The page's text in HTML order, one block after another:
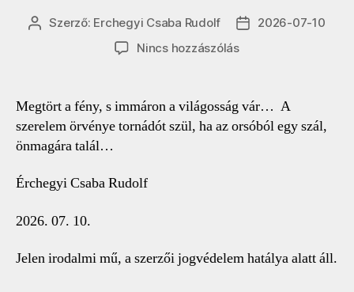
Bejegyzés
Szerző: Erchegyi Csaba Rudolf
Bejegyzés
2026-07-10
Nincs hozzászólása(z)
Megtört a fény, s immáron a világosság vár… A
szerelem örvénye tornádót szül, ha az orsóból egy szál,
önmagára talál…
Érchegyi Csaba Rudolf
2026. 07. 10.
Jelen irodalmi mű, a szerzői jogvédelem hatálya alatt áll.